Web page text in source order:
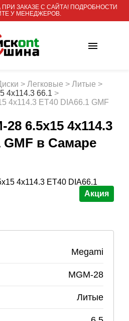
ЗАКАЗЕ С САЙТА! ПОДРОБНОСТИ
У МЕНЕДЖЕРОВ.
> Легковые > Литые >
4x114.3 66.1 >
4x114.3 ET40 DIA66.1 GMF
28 6.5x15 4x114.3
GMF в Самаре
Акция
Megami
MGM-28
Литые